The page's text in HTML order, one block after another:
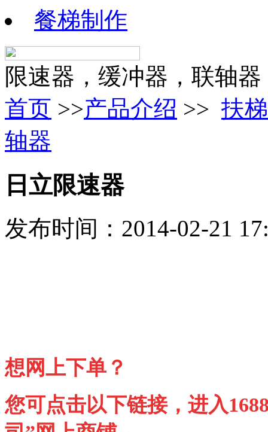
餐梯制作
限速器，缓冲器，联轴器
首页 >>产品介绍 >> 扶
轴器
日立限速器
发布时间：2014-02-21
想网上下单？
您可点击以下链接，进入